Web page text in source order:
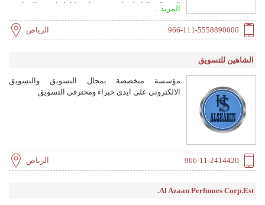
الاف الي الياء لدينا فريق عمل متكامل لتنفيذ المعارض
المزيد ...
966-111-5558890000 الرياض
الشاهين للتسويق
مؤسسة متخصصة بمجال التسويق والتسويق
الالكتروني على ايدي خبراء ومحترفي التسويق
966-11-2414420 الرياض
Al Azaan Perfumes Corp.Est.